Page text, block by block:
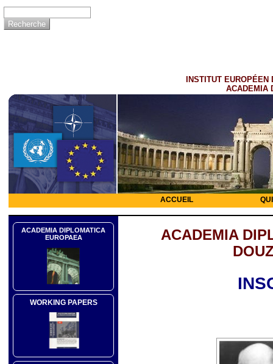
INSTITUT EUROPÉEN
ACADEMIA
ACCUEIL
ACADEMIA DIPLOMATICA
EUROPAEA
WORKING PAPERS
ACADEMIA